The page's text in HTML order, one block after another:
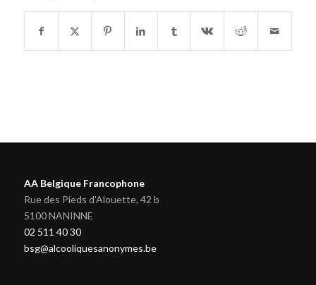
AA Belgique Francophone
Rue des Pieds d'Alouette, 42 b
5100 NANINNE
02 511 40 30
bsg@alcooliquesanonymes.be